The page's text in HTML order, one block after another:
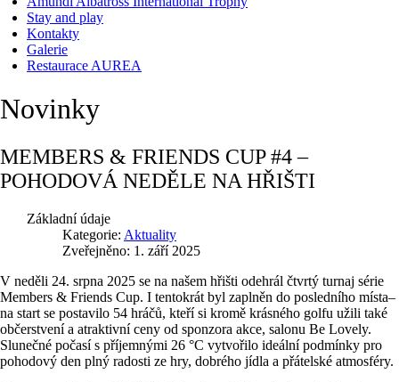
Stay and play
Kontakty
Galerie
Restaurace AUREA
Novinky
MEMBERS & FRIENDS CUP #4 –
POHODOVÁ NEDĚLE NA HŘIŠTI
Základní údaje
Kategorie: Aktuality
Zveřejněno: 1. září 2025
V neděli 24. srpna 2025 se na našem hřišti odehrál čtvrtý turnaj série
Members & Friends Cup. I tentokrát byl zaplněn do posledního místa–
na start se postavilo 54 hráčů, kteří si kromě krásného golfu užili také
občerstvení a atraktivní ceny od sponzora akce, salonu Be Lovely.
Slunečné počasí s příjemnými 26 °C vytvořilo ideální podmínky pro
pohodový den plný radosti ze hry, dobrého jídla a přátelské atmosféry.